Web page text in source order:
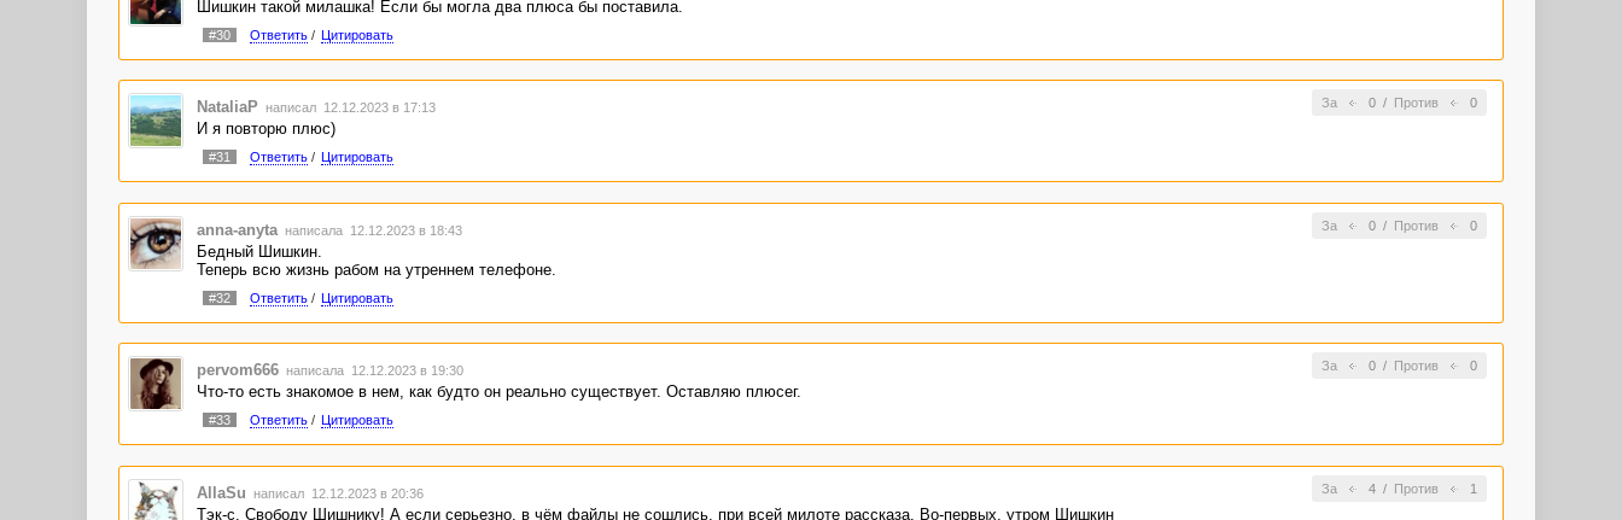
Шишкин такой милашка! Если бы могла два плюса бы поставила.
#30 Ответить/ Цитировать
За 0/ Против 0
NataliaP написал 12.12.2023 в 17:13
И я повторю плюс)
#31 Ответить/ Цитировать
За 0/ Против 0
anna-anyta написала 12.12.2023 в 18:43
Бедный Шишкин.
Теперь всю жизнь рабом на утреннем телефоне.
#32 Ответить/ Цитировать
За 0/ Против 0
pervom666 написала 12.12.2023 в 19:30
Что-то есть знакомое в нем, как будто он реально существует. Оставляю плюсег.
#33 Ответить/ Цитировать
За 4/ Против 1
AllaSu написал 12.12.2023 в 20:36
Тэк-с. Свободу Шишнику! А если серьезно, в чём файлы не сошлись, при всей милоте рассказа. Во-первых, утром Шишкин